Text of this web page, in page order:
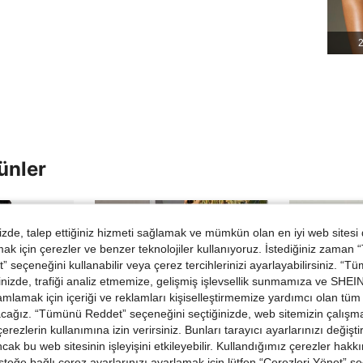
talep ettiğiniz hizmeti sağlamak ve mümkün olan en iyi web sitesi
için çerezler ve benzer teknolojiler kullanıyoruz. İstediğiniz zaman
seçeneğini kullanabilir veya çerez tercihlerinizi ayarlayabilirsiniz.
trafiği analiz etmemize, gelişmiş işlevsellik sunmamıza ve
için içeriği ve reklamları kişiselleştirmemize yardımcı olan tüm
“Tümünü Reddet” seçeneğini seçtiğinizde, web sitemizin
kullanımına izin verirsiniz. Bunları tarayıcı ayarlarınızı
bu web sitesinin işleyişini etkileyebilir. Kullandığımız çerezler